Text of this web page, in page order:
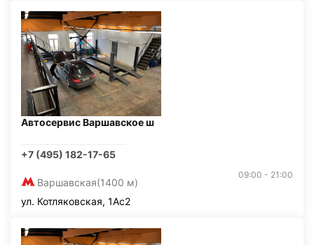
Автосервис Варшавское ш
+7 (495) 182-17-65
Варшавская(1400 м)
09:00 - 21:00
ул. Котляковская, 1Ас2